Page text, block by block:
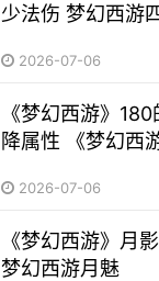
少法伤 梦幻西游
2026-07-06
《梦幻西游》
降属性 《梦幻西
2026-07-06
《梦幻西游》月
梦幻西游月魅